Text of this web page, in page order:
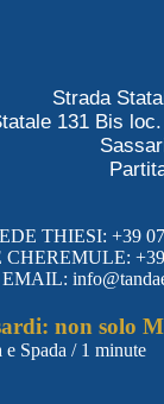
Strada
131 Bis
THIESI: +39
CHEREMULE:
EMAIL:
non solo
Spada / 1 minute